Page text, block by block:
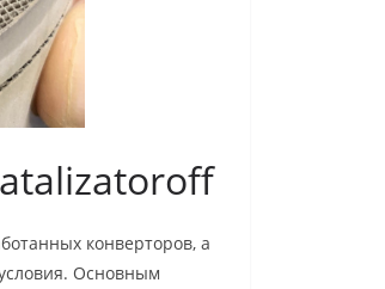
конверторов, а
Основным